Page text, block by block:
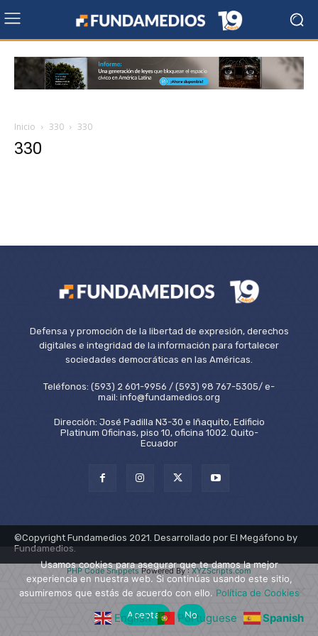
Inicio 330 330
330
Defensa y promoción de la libertad de expresión, derechos
digitales e integridad de la información para fortalecer
sociedades democráticas en las Américas.
Teléfonos: (593) 2 601-9956 / (593) 98 767-5305/ e-
mail: info@fundamedios.org
Dirección: José Padilla N3-30 e Iñaquito, Edificio
Platinum Oficinas, piso 10, oficina 1002. Quito-
Ecuador
©Copyright Fundamedios 2021. Desarrollado por El Megáfono by
Fundamedios.
English Portuguese Spanish
PHP Code SnippetsPowered By :XYZScripts.com
Usamos cookies para asegurar que te damos la mejor
experiencia en nuestra web. Si continúas usando este sitio,
asumiremos que estás de acuerdo con ello. Política de Cookies
Aceptar
No